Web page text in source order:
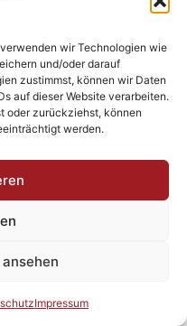
wir Technologien wie
und/oder darauf
zustimmst, können wir Daten
auf dieser Website verarbeiten.
oder zurückziehst, können
werden.
Impressum
2023 - Rock’n Roll